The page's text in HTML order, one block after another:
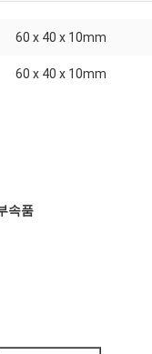
60 x 40 x 10mm
60 x 40 x 10mm